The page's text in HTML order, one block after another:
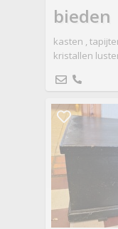
bieden
kasten ,
kristallen